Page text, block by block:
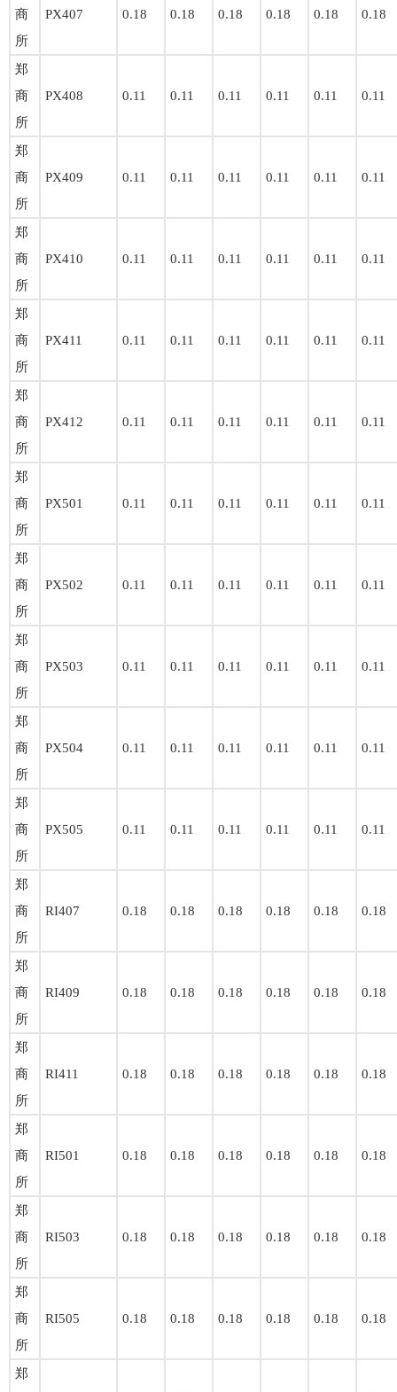
商
所
PX407 0.18 0.18 0.18 0.18 0.18 0.18
郑
商
所
PX408 0.11 0.11 0.11 0.11 0.11 0.11
郑
商
所
PX409 0.11 0.11 0.11 0.11 0.11 0.11
郑
商
所
PX410 0.11 0.11 0.11 0.11 0.11 0.11
郑
商
所
PX411 0.11 0.11 0.11 0.11 0.11 0.11
郑
商
所
PX412 0.11 0.11 0.11 0.11 0.11 0.11
郑
商
所
PX501 0.11 0.11 0.11 0.11 0.11 0.11
郑
商
所
PX502 0.11 0.11 0.11 0.11 0.11 0.11
郑
商
所
PX503 0.11 0.11 0.11 0.11 0.11 0.11
郑
商
所
PX504 0.11 0.11 0.11 0.11 0.11 0.11
郑
商
所
PX505 0.11 0.11 0.11 0.11 0.11 0.11
郑
商
所
RI407 0.18 0.18 0.18 0.18 0.18 0.18
郑
商
所
RI409 0.18 0.18 0.18 0.18 0.18 0.18
郑
商
所
RI411 0.18 0.18 0.18 0.18 0.18 0.18
郑
商
所
RI501 0.18 0.18 0.18 0.18 0.18 0.18
郑
商
所
RI503 0.18 0.18 0.18 0.18 0.18 0.18
郑
商
所
RI505 0.18 0.18 0.18 0.18 0.18 0.18
郑